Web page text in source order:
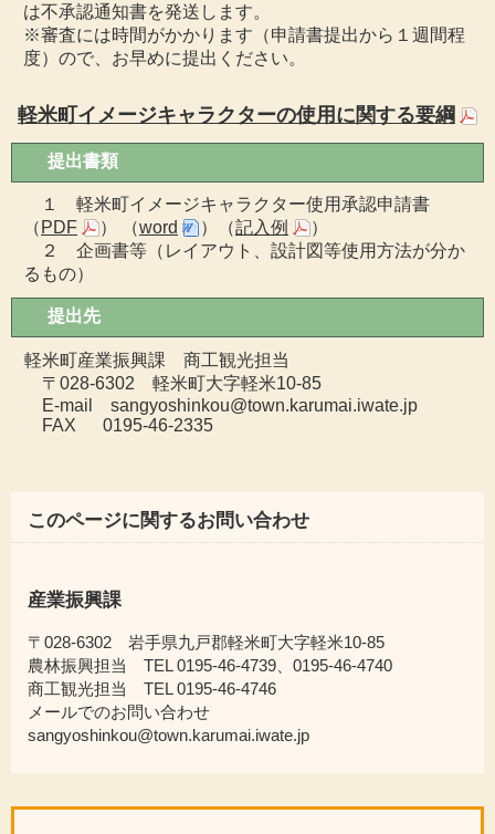
は不承認通知書を発送します。
※審査には時間がかかります（申請書提出から１週間程
度）ので、お早めに提出ください。
軽米町イメージキャラクターの使用に関する要綱
提出書類
１ 軽米町イメージキャラクター使用承認申請書
（ PDF ） （word ）（記入例
）
２ 企画書等（レイアウト、設計図等使用方法が分か
るもの）
提出先
軽米町産業振興課 商工観光担当
〒028-6302 軽米町大字軽米10-85
E-mail sangyoshinkou@town.karumai.iwate.jp
FAX 0195-46-2335
このページに関するお問い合わせ
産業振興課
〒028-6302 岩手県九戸郡軽米町大字軽米10-85
農林振興担当 TEL 0195-46-4739、0195-46-4740
商工観光担当 TEL 0195-46-4746
メールでのお問い合わせ
sangyoshinkou@town.karumai.iwate.jp